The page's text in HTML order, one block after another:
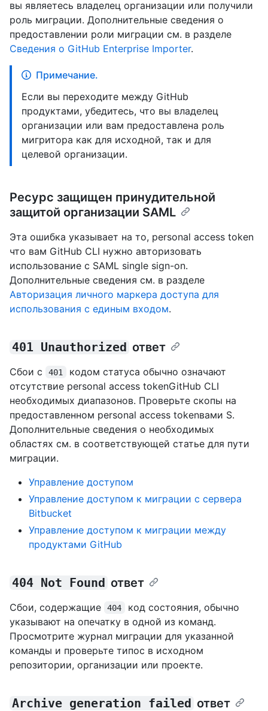
вы являетесь владелец организации или получили
роль миграции. Дополнительные сведения о
предоставлении роли миграции см. в разделе
Сведения о GitHub Enterprise Importer.
Примечание.
Если вы переходите между GitHub
продуктами, убедитесь, что вы владелец
организации или вам предоставлена роль
мигритора как для исходной, так и для
целевой организации.
Ресурс защищен принудительной
защитой организации SAML
Эта ошибка указывает на то, personal access token
что вам GitHub CLI нужно авторизовать
использование с SAML single sign-on.
Дополнительные сведения см. в разделе
Авторизация личного маркера доступа для
использования с единым входом.
401 Unauthorized ответ
Сбои с 401
кодом статуса обычно означают
отсутствие personal access tokenGitHub CLI
необходимых диапазонов. Проверьте скопы на
предоставленном personal access tokenвами S.
Дополнительные сведения о необходимых
областях см. в соответствующей статье для пути
миграции.
Управление доступом
Управление доступом к миграции с сервера
Bitbucket
Управление доступом к миграции между
продуктами GitHub
404 Not Found ответ
Сбои, содержащие 404
код состояния, обычно
указывают на опечатку в одной из команд.
Просмотрите журнал миграции для указанной
команды и проверьте типос в исходном
репозитории, организации или проекте.
Archive generation failed ответ